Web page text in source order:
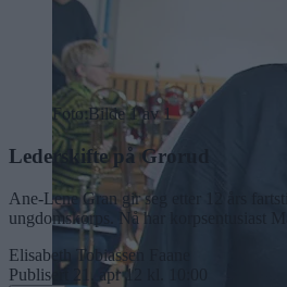
Foto:Bilde 1 av 1
Lederskifte på Grorud
Ane-Lene Gran gir seg etter 12 års
ungdomskorps. Nå har korpsentusiast
Elisabeth Tobiassen Faane
Publisert
21. apr 12 kl. 10:00